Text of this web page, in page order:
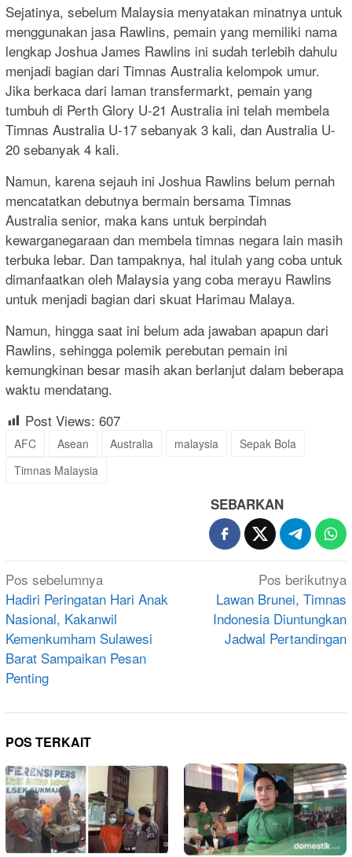
Sejatinya, sebelum Malaysia menyatakan minatnya untuk
menggunakan jasa Rawlins, pemain yang memiliki nama
lengkap Joshua James Rawlins ini sudah terlebih dahulu
menjadi bagian dari Timnas Australia kelompok umur.
Jika berkaca dari laman transfermarkt, pemain yang
tumbuh di Perth Glory U-21 Australia ini telah membela
Timnas Australia U-17 sebanyak 3 kali, dan Australia U-
20 sebanyak 4 kali.
Namun, karena sejauh ini Joshua Rawlins belum pernah
mencatatkan debutnya bermain bersama Timnas
Australia senior, maka kans untuk berpindah
kewarganegaraan dan membela timnas negara lain masih
terbuka lebar. Dan tampaknya, hal itulah yang coba untuk
dimanfaatkan oleh Malaysia yang coba merayu Rawlins
untuk menjadi bagian dari skuat Harimau Malaya.
Namun, hingga saat ini belum ada jawaban apapun dari
Rawlins, sehingga polemik perebutan pemain ini
kemungkinan besar masih akan berlanjut dalam beberapa
waktu mendatang.
Post Views: 607
AFC Asean Australia malaysia
Sepak Bola
Timnas Malaysia
SEBARKAN
Navigasi
pos
Pos sebelumnya
Hadiri Peringatan Hari Anak
Nasional, Kakanwil
Kemenkumham Sulawesi
Barat Sampaikan Pesan
Penting
Pos berikutnya
Lawan Brunei, Timnas
Indonesia Diuntungkan
Jadwal Pertandingan
POS TERKAIT